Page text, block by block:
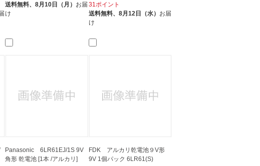
送料無料、8月10日（月） お届
け
31ポイント
送料無料、 8月12日（水） お届
け
Panasonic 6LR61EJ/1S 9V
角形 乾電池 [1本 /アルカリ]
FDK アルカリ乾電池９V形
9V 1個パック 6LR61(S)